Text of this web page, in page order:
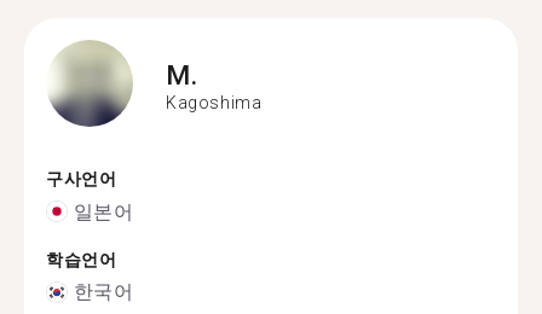
M.
Kagoshima
구사언어
일본어
학습언어
한국어